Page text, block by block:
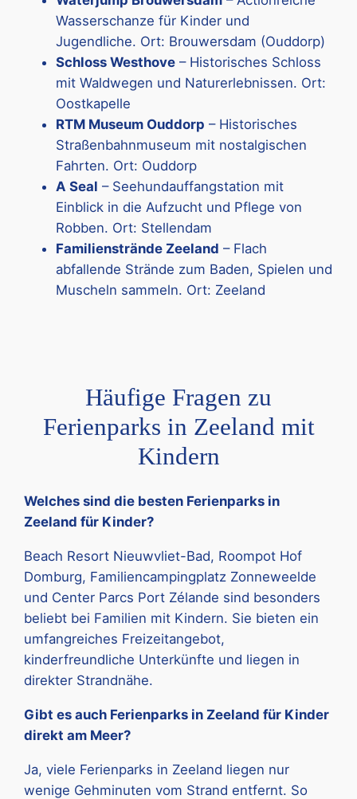
Wasserschanze für Kinder und
Jugendliche. Ort: Brouwersdam (Ouddorp)
Schloss Westhove – Historisches Schloss
mit Waldwegen und Naturerlebnissen. Ort:
Oostkapelle
RTM Museum Ouddorp – Historisches
Straßenbahnmuseum mit nostalgischen
Fahrten. Ort: Ouddorp
A Seal – Seehundauffangstation mit
Einblick in die Aufzucht und Pflege von
Robben. Ort: Stellendam
Familienstrände Zeeland – Flach
abfallende Strände zum Baden, Spielen und
Muscheln sammeln. Ort: Zeeland
Häufige Fragen zu
Ferienparks in Zeeland mit
Kindern
Welches sind die besten Ferienparks in
Zeeland für Kinder?
Beach Resort Nieuwvliet-Bad, Roompot Hof
Domburg, Familiencampingplatz Zonneweelde
und Center Parcs Port Zélande sind besonders
beliebt bei Familien mit Kindern. Sie bieten ein
umfangreiches Freizeitangebot,
kinderfreundliche Unterkünfte und liegen in
direkter Strandnähe.
Gibt es auch Ferienparks in Zeeland für Kinder
direkt am Meer?
Ja, viele Ferienparks in Zeeland liegen nur
wenige Gehminuten vom Strand entfernt. So